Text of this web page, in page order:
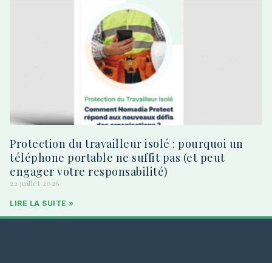
Protection du travailleur isolé : pourquoi un
téléphone portable ne suffit pas (et peut
engager votre responsabilité)
22 juillet 2026
LIRE LA SUITE »